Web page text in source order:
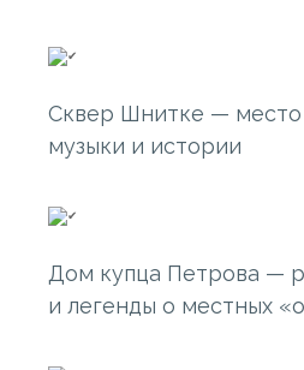
Сквер Шнитке — место
музыки и истории
Дом купца Петрова —
и легенды о местных